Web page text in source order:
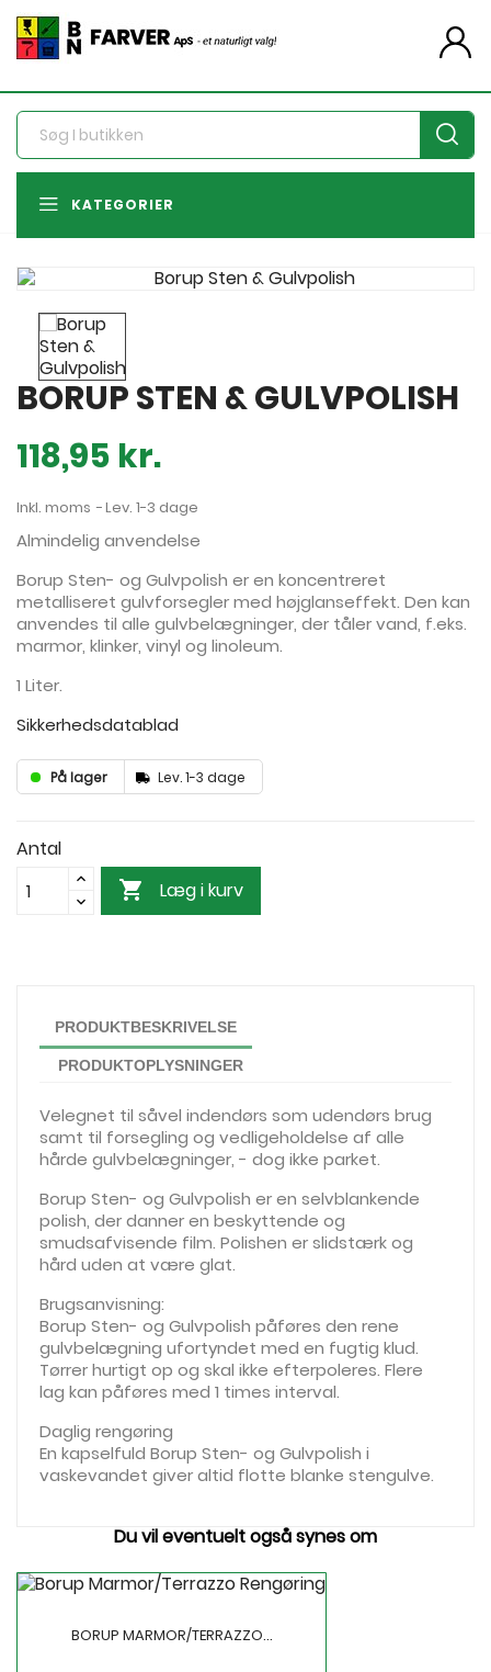
person
KATEGORIER
BORUP STEN & GULVPOLISH
118,95 kr.
Inkl. moms Lev. 1-3 dage
Almindelig anvendelse
Borup Sten- og Gulvpolish er en koncentreret
metalliseret gulvforsegler med højglanseffekt. Den kan
anvendes til alle gulvbelægninger, der tåler vand, f.eks.
marmor, klinker, vinyl og linoleum.
1 Liter.
Sikkerhedsdatablad
På lager Lev. 1-3 dage
Antal
 Læg i kurv
PRODUKTBESKRIVELSE
PRODUKTOPLYSNINGER
Velegnet til såvel indendørs som udendørs brug
samt til forsegling og vedligeholdelse af alle
hårde gulvbelægninger, - dog ikke parket.
Borup Sten- og Gulvpolish er en selvblankende
polish, der danner en beskyttende og
smudsafvisende film. Polishen er slidstærk og
hård uden at være glat.
Brugsanvisning:
Borup Sten- og Gulvpolish påføres den rene
gulvbelægning ufortyndet med en fugtig klud.
Tørrer hurtigt op og skal ikke efterpoleres. Flere
lag kan påføres med 1 times interval.
Daglig rengøring
En kapselfuld Borup Sten- og Gulvpolish i
vaskevandet giver altid flotte blanke stengulve.
Du vil eventuelt også synes om
BORUP MARMOR/TERRAZZO...